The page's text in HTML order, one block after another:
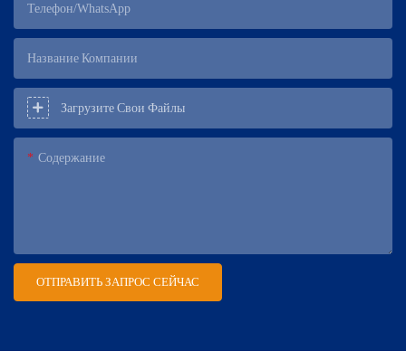
Телефон/WhatsApp
Название Компании
Загрузите Свои Файлы
Содержание
ОТПРАВИТЬ ЗАПРОС СЕЙЧАС